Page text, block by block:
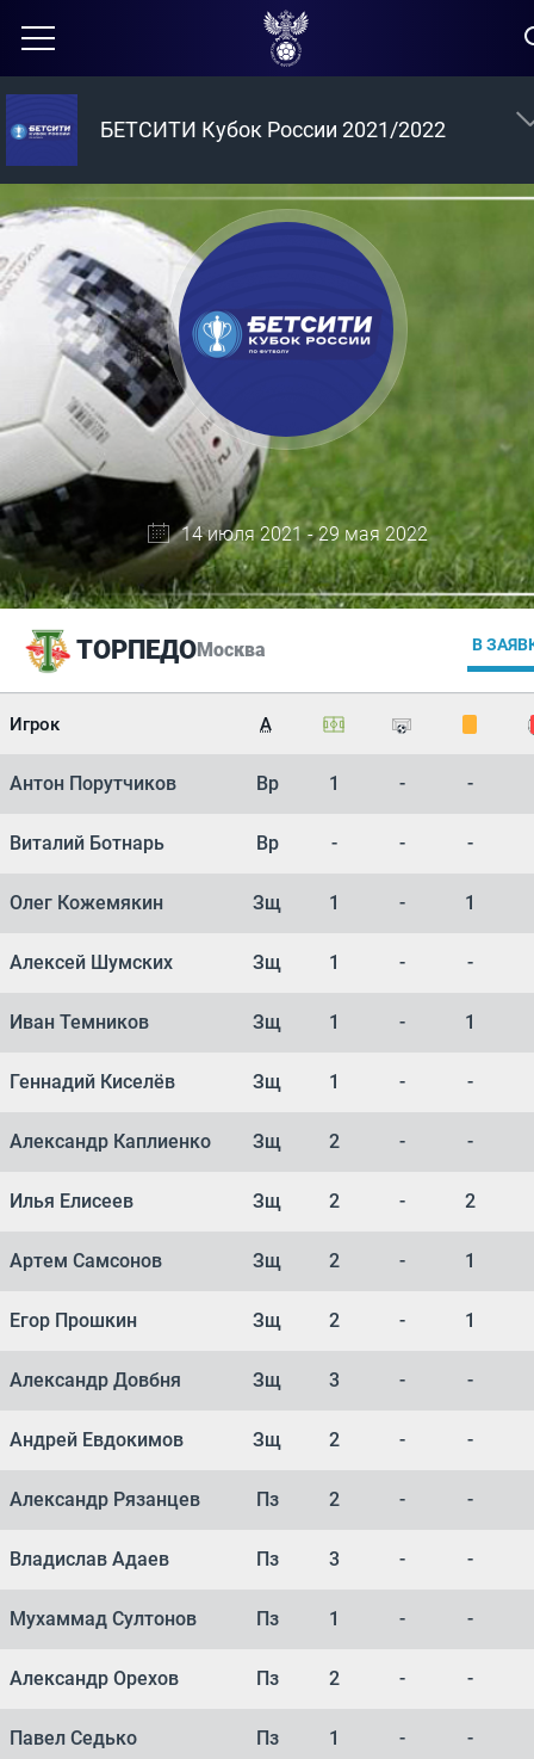
БЕТСИТИ Кубок России 2021/2022
14 июля 2021 - 29 мая 2022
ТОРПЕДОМосква В
Игрок А
Антон Порутчиков Вр 1 - -
Виталий Ботнарь Вр - - -
Олег Кожемякин Зщ 1 - 1
Алексей Шумских Зщ 1 - -
Иван Темников Зщ 1 - 1
Геннадий Киселёв Зщ 1 - -
Александр Каплиенко Зщ 2 - -
Илья Елисеев Зщ 2 - 2
Артем Самсонов Зщ 2 - 1
Егор Прошкин Зщ 2 - 1
Александр Довбня Зщ 3 - -
Андрей Евдокимов Зщ 2 - -
Александр Рязанцев Пз 2 - -
Владислав Адаев Пз 3 - -
Мухаммад Султонов Пз 1 - -
Александр Орехов Пз 2 - -
Павел Седько Пз 1 - -